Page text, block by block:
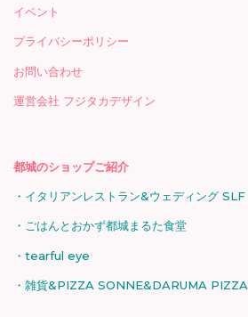
イベント
プライバシーポリシー
お問い合わせ
運営会社 フジタカデザイン
都城のショップご紹介
イタリアンレストラン&ウェディング SLF
ごはんとおかず都城まるた食堂
tearful eye
雑貨&PIZZA SONNE&DARUMA PIZZA